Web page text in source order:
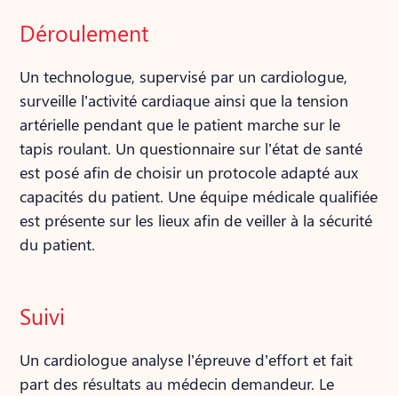
Déroulement
Un technologue, supervisé par un cardiologue,
surveille l’activité cardiaque ainsi que la tension
artérielle pendant que le patient marche sur le
tapis roulant. Un questionnaire sur l’état de santé
est posé afin de choisir un protocole adapté aux
capacités du patient. Une équipe médicale qualifiée
est présente sur les lieux afin de veiller à la sécurité
du patient.
Suivi
Un cardiologue analyse l’épreuve d’effort et fait
part des résultats au médecin demandeur. Le